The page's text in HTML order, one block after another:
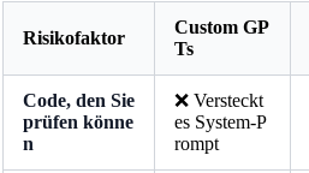
Risikofaktor
Custom GP
Ts
Code, den Sie
prüfen könne
n
❌ Versteckt
es System-P
rompt